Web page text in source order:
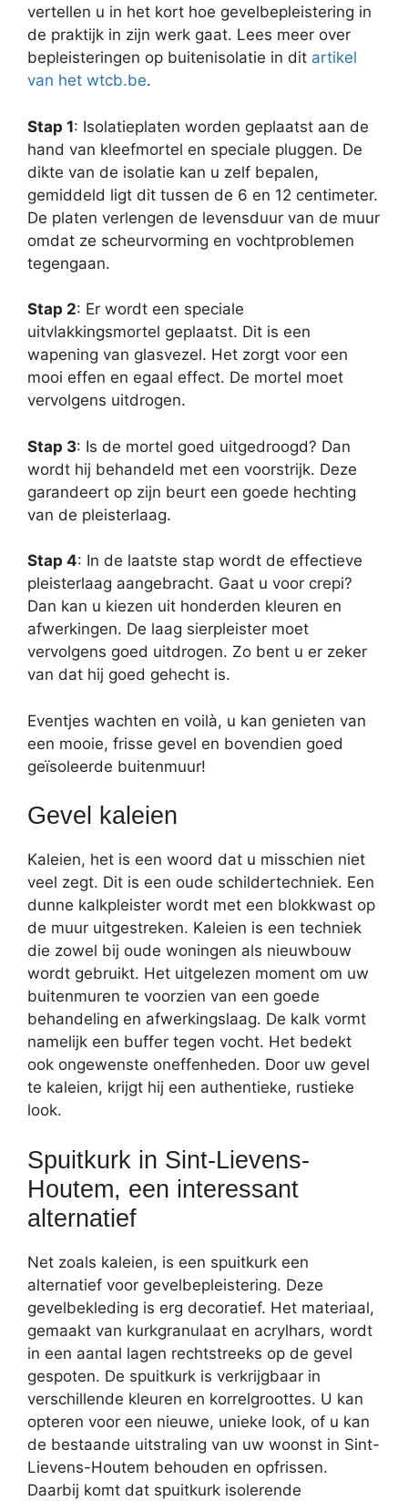
vertellen u in het kort hoe gevelbepleistering in
de praktijk in zijn werk gaat. Lees meer over
bepleisteringen op buitenisolatie in dit artikel
van het wtcb.be.
Stap 1: Isolatieplaten worden geplaatst aan de
hand van kleefmortel en speciale pluggen. De
dikte van de isolatie kan u zelf bepalen,
gemiddeld ligt dit tussen de 6 en 12 centimeter.
De platen verlengen de levensduur van de muur
omdat ze scheurvorming en vochtproblemen
tegengaan.
Stap 2: Er wordt een speciale
uitvlakkingsmortel geplaatst. Dit is een
wapening van glasvezel. Het zorgt voor een
mooi effen en egaal effect. De mortel moet
vervolgens uitdrogen.
Stap 3: Is de mortel goed uitgedroogd? Dan
wordt hij behandeld met een voorstrijk. Deze
garandeert op zijn beurt een goede hechting
van de pleisterlaag.
Stap 4: In de laatste stap wordt de effectieve
pleisterlaag aangebracht. Gaat u voor crepi?
Dan kan u kiezen uit honderden kleuren en
afwerkingen. De laag sierpleister moet
vervolgens goed uitdrogen. Zo bent u er zeker
van dat hij goed gehecht is.
Eventjes wachten en voilà, u kan genieten van
een mooie, frisse gevel en bovendien goed
geïsoleerde buitenmuur!
Gevel kaleien
Kaleien, het is een woord dat u misschien niet
veel zegt. Dit is een oude schildertechniek. Een
dunne kalkpleister wordt met een blokkwast op
de muur uitgestreken. Kaleien is een techniek
die zowel bij oude woningen als nieuwbouw
wordt gebruikt. Het uitgelezen moment om uw
buitenmuren te voorzien van een goede
behandeling en afwerkingslaag. De kalk vormt
namelijk een buffer tegen vocht. Het bedekt
ook ongewenste oneffenheden. Door uw gevel
te kaleien, krijgt hij een authentieke, rustieke
look.
Spuitkurk in Sint-Lievens-
Houtem, een interessant
alternatief
Net zoals kaleien, is een spuitkurk een
alternatief voor gevelbepleistering. Deze
gevelbekleding is erg decoratief. Het materiaal,
gemaakt van kurkgranulaat en acrylhars, wordt
in een aantal lagen rechtstreeks op de gevel
gespoten. De spuitkurk is verkrijgbaar in
verschillende kleuren en korrelgroottes. U kan
opteren voor een nieuwe, unieke look, of u kan
de bestaande uitstraling van uw woonst in Sint-
Lievens-Houtem behouden en opfrissen.
Daarbij komt dat spuitkurk isolerende